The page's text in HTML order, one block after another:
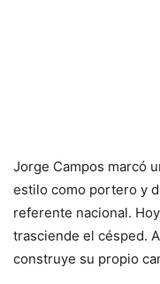
Jorge Campos marcó
estilo como portero y
referente nacional.
trasciende el césped.
construye su propio